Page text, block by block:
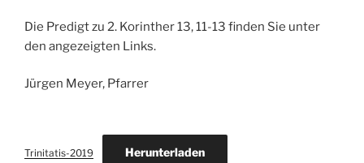
Die Predigt zu 2. Korinther 13, 11-13 finden Sie unter
den angezeigten Links.
Jürgen Meyer, Pfarrer
Trinitatis-2019 Herunterladen